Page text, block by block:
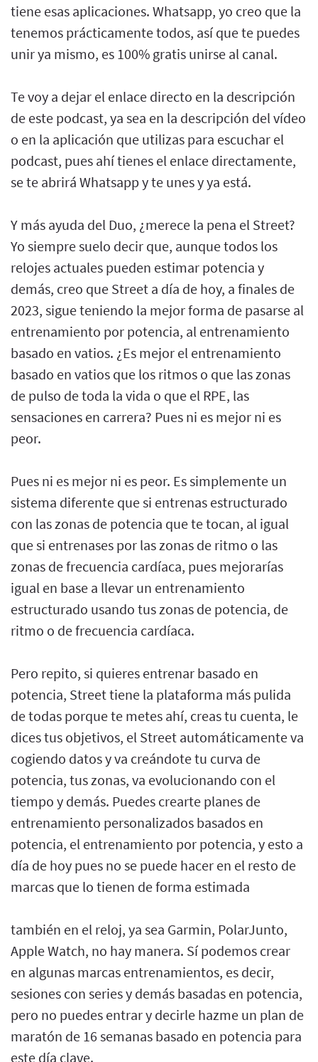
tiene esas aplicaciones. Whatsapp, yo creo que la
tenemos prácticamente todos, así que te puedes
unir ya mismo, es 100% gratis unirse al canal.
Te voy a dejar el enlace directo en la descripción
de este podcast, ya sea en la descripción del vídeo
o en la aplicación que utilizas para escuchar el
podcast, pues ahí tienes el enlace directamente,
se te abrirá Whatsapp y te unes y ya está.
Y más ayuda del Duo, ¿merece la pena el Street?
Yo siempre suelo decir que, aunque todos los
relojes actuales pueden estimar potencia y
demás, creo que Street a día de hoy, a finales de
2023, sigue teniendo la mejor forma de pasarse al
entrenamiento por potencia, al entrenamiento
basado en vatios. ¿Es mejor el entrenamiento
basado en vatios que los ritmos o que las zonas
de pulso de toda la vida o que el RPE, las
sensaciones en carrera? Pues ni es mejor ni es
peor.
Pues ni es mejor ni es peor. Es simplemente un
sistema diferente que si entrenas estructurado
con las zonas de potencia que te tocan, al igual
que si entrenases por las zonas de ritmo o las
zonas de frecuencia cardíaca, pues mejorarías
igual en base a llevar un entrenamiento
estructurado usando tus zonas de potencia, de
ritmo o de frecuencia cardíaca.
Pero repito, si quieres entrenar basado en
potencia, Street tiene la plataforma más pulida
de todas porque te metes ahí, creas tu cuenta, le
dices tus objetivos, el Street automáticamente va
cogiendo datos y va creándote tu curva de
potencia, tus zonas, va evolucionando con el
tiempo y demás. Puedes crearte planes de
entrenamiento personalizados basados en
potencia, el entrenamiento por potencia, y esto a
día de hoy pues no se puede hacer en el resto de
marcas que lo tienen de forma estimada
también en el reloj, ya sea Garmin, PolarJunto,
Apple Watch, no hay manera. Sí podemos crear
en algunas marcas entrenamientos, es decir,
sesiones con series y demás basadas en potencia,
pero no puedes entrar y decirle hazme un plan de
maratón de 16 semanas basado en potencia para
este día clave.